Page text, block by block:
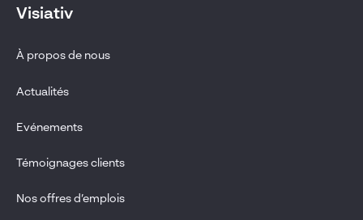
Visiativ
À propos de nous
Actualités
Evénements
Témoignages clients
Nos offres d’emplois